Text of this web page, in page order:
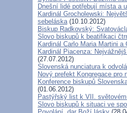
Dnešní lidé potřebují místa a
Kardinál Grocholewski:
sebeláska(10.10.2012)
Biskup Radkovský:
Slovo biskupů k beatifikaci
Kardinál Carlo Maria Martini
Kardinál Piacenza:
(27.07.2012)
Slovenská nunciatura k
Nový prefekt Kongregace pro
Konference biskupů
(01.06.2012)
Pastýřský list k VII.
Slovo biskupů k situaci ve